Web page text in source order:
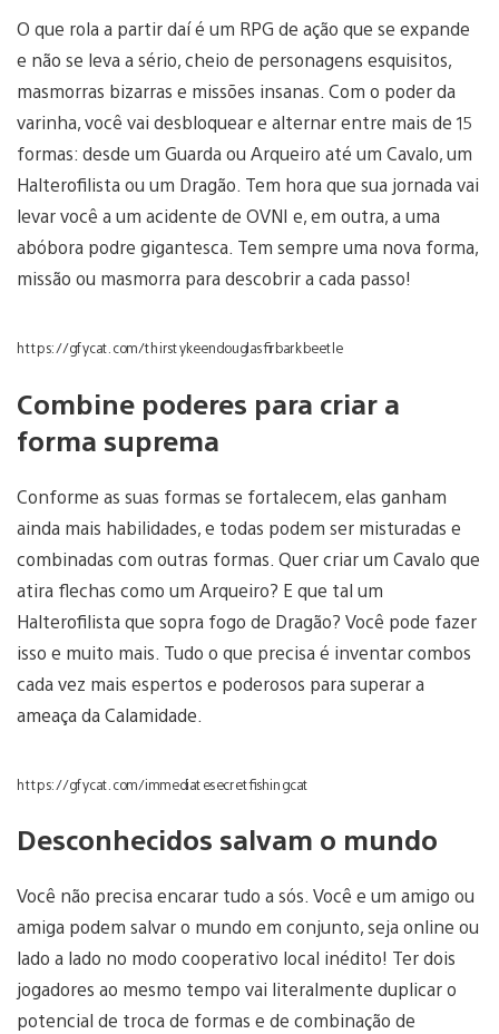
O que rola a partir daí é um RPG de ação que se expande
e não se leva a sério, cheio de personagens esquisitos,
masmorras bizarras e missões insanas. Com o poder da
varinha, você vai desbloquear e alternar entre mais de 15
formas: desde um Guarda ou Arqueiro até um Cavalo, um
Halterofilista ou um Dragão. Tem hora que sua jornada vai
levar você a um acidente de OVNI e, em outra, a uma
abóbora podre gigantesca. Tem sempre uma nova forma,
missão ou masmorra para descobrir a cada passo!
https://gfycat.com/thirstykeendouglasfirbarkbeetle
Combine poderes para criar a
forma suprema
Conforme as suas formas se fortalecem, elas ganham
ainda mais habilidades, e todas podem ser misturadas e
combinadas com outras formas. Quer criar um Cavalo que
atira flechas como um Arqueiro? E que tal um
Halterofilista que sopra fogo de Dragão? Você pode fazer
isso e muito mais. Tudo o que precisa é inventar combos
cada vez mais espertos e poderosos para superar a
ameaça da Calamidade.
https://gfycat.com/immediatesecretfishingcat
Desconhecidos salvam o mundo
Você não precisa encarar tudo a sós. Você e um amigo ou
amiga podem salvar o mundo em conjunto, seja online ou
lado a lado no modo cooperativo local inédito! Ter dois
jogadores ao mesmo tempo vai literalmente duplicar o
potencial de troca de formas e de combinação de